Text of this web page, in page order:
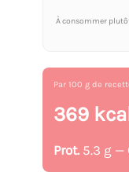
À consommer
Par 100 g de
369
Prot. 5.3 g —